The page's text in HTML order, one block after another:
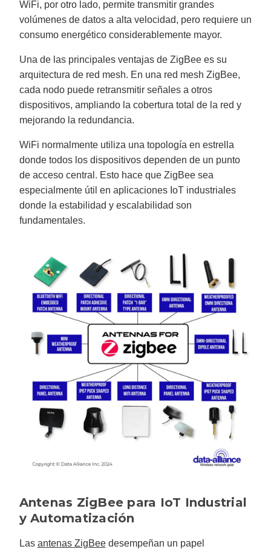
WiFi, por otro lado, permite transmitir grandes
volúmenes de datos a alta velocidad, pero requiere un
consumo energético considerablemente mayor.
Una de las principales ventajas de ZigBee es su
arquitectura de red mesh. En una red mesh ZigBee,
cada nodo puede retransmitir señales a otros
dispositivos, ampliando la cobertura total de la red y
mejorando la redundancia.
WiFi normalmente utiliza una topología en estrella
donde todos los dispositivos dependen de un punto
de acceso central. Esto hace que ZigBee sea
especialmente útil en aplicaciones IoT industriales
donde la estabilidad y escalabilidad son
fundamentales.
Antenas ZigBee para IoT Industrial
y Automatización
Las antenas ZigBeedesempeñan un papel